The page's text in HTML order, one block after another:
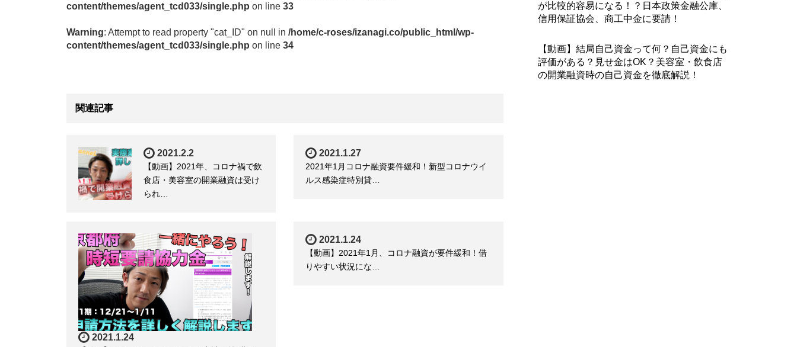
content/themes/agent_tcd033/single.php on line 33
Warning: Attempt to read property "cat_ID" on null in /home/c-roses/izanagi.co/public_html/wp-
content/themes/agent_tcd033/single.php on line 34
関連記事
2021.2.2
【動画】2021年、コロナ禍で飲
食店・美容室の開業融資は受け
られ…
2021.1.27
2021年1月コロナ融資要件緩和！新型コロナウイ
ルス感染症特別貸…
2021.1.24
2021.1.24
【動画】2021年1月、コロナ融資が要件緩和！借
りやすい状況にな…
が比較的容易になる！？日本政策金融公庫、
信用保証協会、商工中金に要請！
【動画】結局自己資金って何？自己資金にも
評価がある？見せ金はOK？美容室・飲食店
の開業融資時の自己資金を徹底解説！